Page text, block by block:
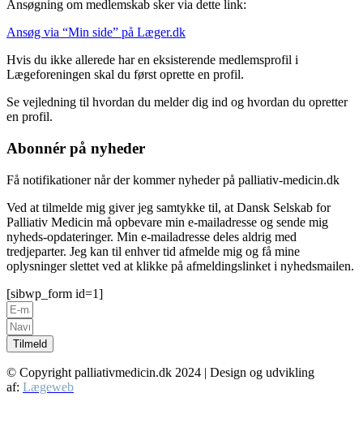
Ansøgning om medlemskab sker via dette link:
Ansøg via “Min side” på Læger.dk
Hvis du ikke allerede har en eksisterende medlemsprofil i
Lægeforeningen skal du først oprette en profil.
Se vejledning til hvordan du melder dig ind og hvordan du opretter
en profil.
Abonnér på nyheder
Få notifikationer når der kommer nyheder på palliativ-medicin.dk
Ved at tilmelde mig giver jeg samtykke til, at Dansk Selskab for
Palliativ Medicin må opbevare min e-mailadresse og sende mig
nyheds-opdateringer. Min e-mailadresse deles aldrig med
tredjeparter. Jeg kan til enhver tid afmelde mig og få mine
oplysninger slettet ved at klikke på afmeldingslinket i nyhedsmailen.
[sibwp_form id=1]
Tilmeld
© Copyright palliativmedicin.dk 2024 | Design og udvikling
af: Lægeweb